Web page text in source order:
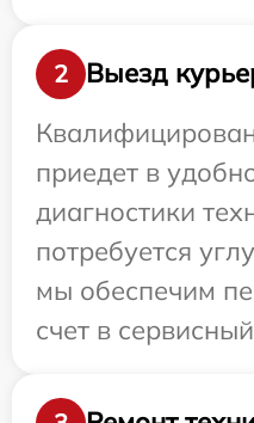
2
Выезд
приедет в
диагностики
потребуется
мы обеспечим
счет в